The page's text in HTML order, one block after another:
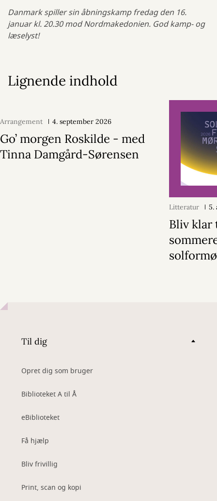
Danmark spiller sin åbningskamp fredag den 16.
januar kl. 20.30 mod Nordmakedonien. God kamp- og
læselyst!
Lignende indhold
Arrangement 4. september 2026
Go’ morgen Roskilde - med
Tinna Damgård-Sørensen
Litteratur 5.
Bliv klar
Til dig
Opret dig som bruger
Biblioteket A til Å
eBiblioteket
Få hjælp
Bliv frivillig
Print, scan og kopi